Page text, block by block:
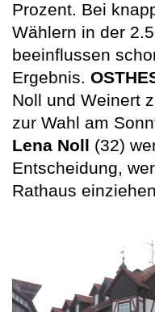
Prozent. Bei
Wählern in der
beeinflussen
Ergebnis.
Noll und Weinert
zur Wahl am
Lena Noll (32)
Entscheidung,
Rathaus